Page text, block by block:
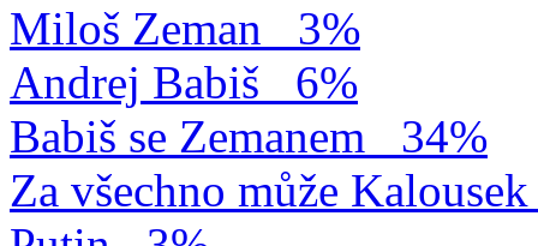
Miloš Zeman
3%
Andrej Babiš
6%
Babiš se Zemanem
34%
Za všechno může Kalousek